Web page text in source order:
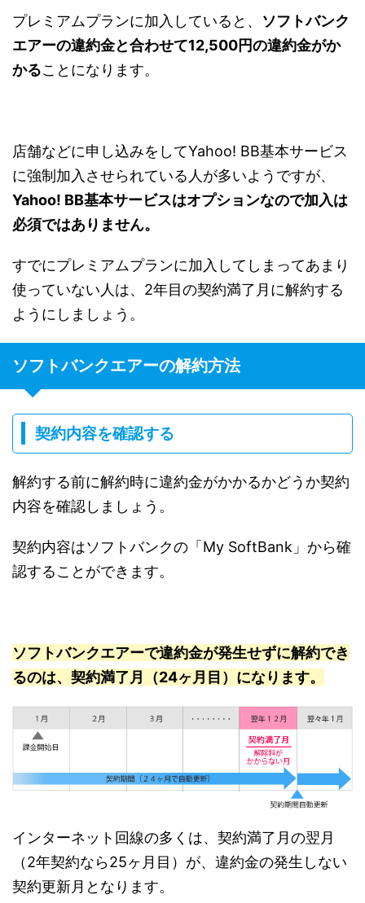
プレミアムプランに加入していると、 ソフトバンク
エアーの違約金と合わせて12,500円の違約金がか
かることになります。
店舗などに申し込みをしてYahoo! BB基本サービス
に強制加入させられている人が多いようですが、
Yahoo! BB基本サービスはオプションなので加入は
必須ではありません。
すでにプレミアムプランに加入してしまってあまり
使っていない人は、2年目の契約満了月に解約する
ようにしましょう。
ソフトバンクエアーの解約方法
契約内容を確認する
解約する前に解約時に違約金がかかるかどうか契約
内容を確認しましょう。
契約内容はソフトバンクの「My SoftBank」から確
認することができます。
ソフトバンクエアーで違約金が発生せずに解約でき
るのは、契約満了月（24ヶ月目）になります。
インターネット回線の多くは、契約満了月の翌月
（2年契約なら25ヶ月目）が、違約金の発生しない
契約更新月となります。